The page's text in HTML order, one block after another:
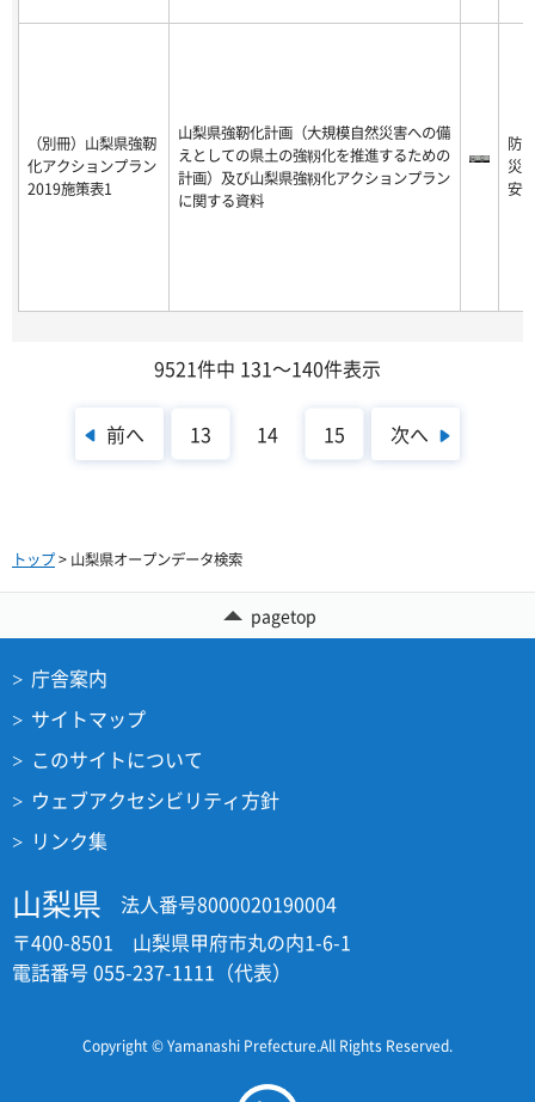
（別冊）山梨県強靭
化アクションプラン
2019施策表1
山梨県強靭化計画（大規模自然災害への備
えとしての県土の強靱化を推進するための
計画）及び山梨県強靱化アクションプラン
に関する資料
防
災・
安全
9521件中 131～140件表示
前へ 13 14 15 次へ
トップ> 山梨県オープンデータ検索
pagetop
庁舎案内
サイトマップ
このサイトについて
ウェブアクセシビリティ方針
リンク集
山梨県
法人番号8000020190004
〒400-8501 山梨県甲府市丸の内1-6-1
電話番号 055-237-1111（代表）
Copyright © Yamanashi Prefecture.All Rights Reserved.